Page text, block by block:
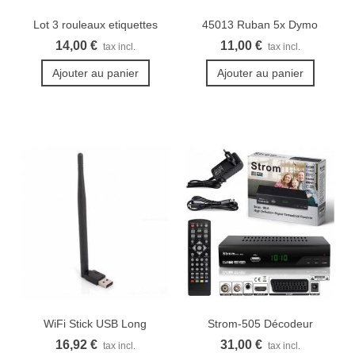
Lot 3 rouleaux etiquettes
Seiko...
14,00 € tax incl.
Ajouter au panier
45013 Ruban 5x Dymo
Rubans...
11,00 € tax incl.
Ajouter au panier
WiFi Stick USB Long
16,92 € tax incl.
Strom-505 Décodeur
terrestre TNT...
31,00 € tax incl.